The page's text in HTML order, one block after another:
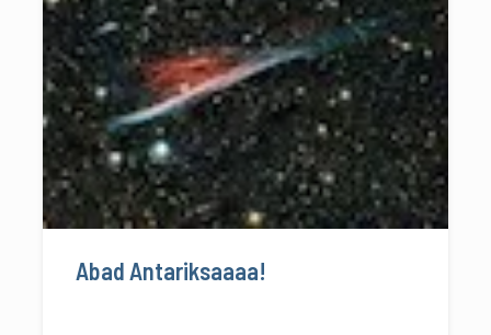
Abad Antariksaaaa!